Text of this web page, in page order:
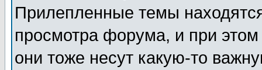
Прилепленные темы
просмотра форума, и при
они тоже несут какую-то